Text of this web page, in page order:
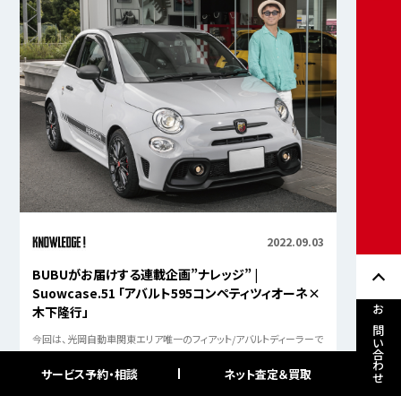
お問い合わせ
2022.09.03
BUBUがお届けする連載企画”ナレッジ” |
Suowcase.51 「アバルト595コンペティツィオーネ×
木下隆行」
今回は、光岡自動車関東エリア唯一のフィアット/アバルトディーラーで
ある「フィアット/アバルト国立」にてレーシングドライバーの「木下隆
之」がベイビーモンスター「アバルト595コンペティツィオーネ」に試
サービス予約・相談 ネット査定＆買取